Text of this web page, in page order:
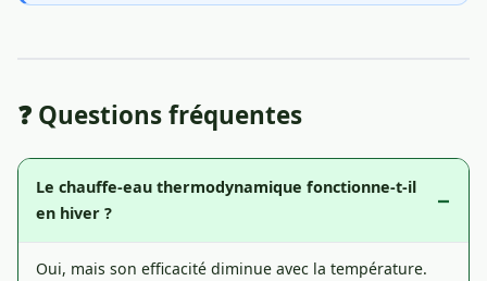
❓ Questions fréquentes
Le chauffe-eau thermodynamique fonctionne-t-il
en hiver ?
Oui, mais son efficacité diminue avec la température.